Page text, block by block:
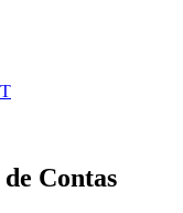
Contas